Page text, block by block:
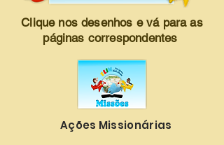
Clique nos desenhos e vá para as
páginas correspondentes
Ações Missionárias